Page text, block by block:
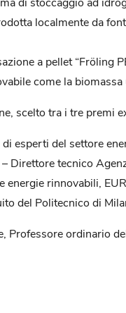
localmente da
a pellet “Fröling
come la
scelto tra i tre premi
esperti del settore
Direttore tecnico
energie rinnovabili,
del Politecnico di
Professore ordinario